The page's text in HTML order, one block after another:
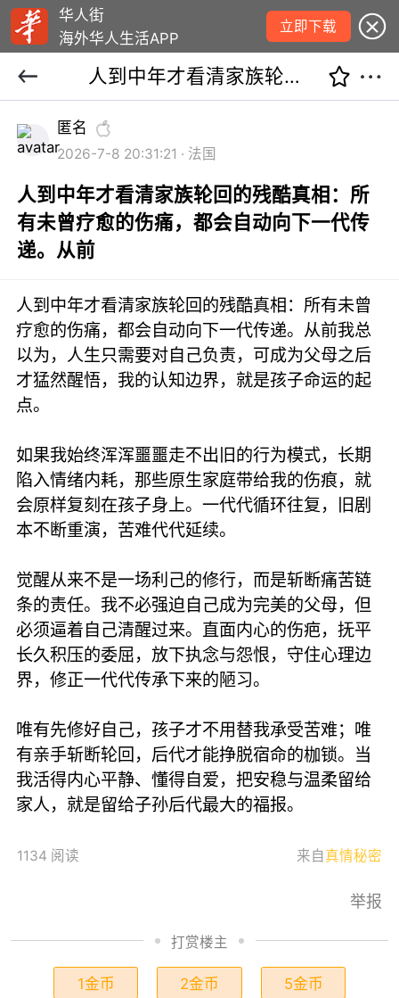
华人街
海外华人生活APP
立即下载
人到中年才看清家族轮回的残酷真相：所有未曾疗愈的伤痛，都会自动向下一代传递。从前
匿名
2026-7-8 20:31:21 · 法国
人到中年才看清家族轮回的残酷真相：所
有未曾疗愈的伤痛，都会自动向下一代传
递。从前
人到中年才看清家族轮回的残酷真相：所有未曾
疗愈的伤痛，都会自动向下一代传递。从前我总
以为，人生只需要对自己负责，可成为父母之后
才猛然醒悟，我的认知边界，就是孩子命运的起
点。
如果我始终浑浑噩噩走不出旧的行为模式，长期
陷入情绪内耗，那些原生家庭带给我的伤痕，就
会原样复刻在孩子身上。一代代循环往复，旧剧
本不断重演，苦难代代延续。
觉醒从来不是一场利己的修行，而是斩断痛苦链
条的责任。我不必强迫自己成为完美的父母，但
必须逼着自己清醒过来。直面内心的伤疤，抚平
长久积压的委屈，放下执念与怨恨，守住心理边
界，修正一代代传承下来的陋习。
唯有先修好自己，孩子才不用替我承受苦难；唯
有亲手斩断轮回，后代才能挣脱宿命的枷锁。当
我活得内心平静、懂得自爱，把安稳与温柔留给
家人，就是留给子孙后代最大的福报。
1134 阅读 来自真情秘密
举报
打赏楼主
1金币 2金币 5金币